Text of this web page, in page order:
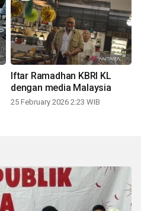
Iftar Ramadhan KBRI KL
dengan media Malaysia
25 February 2026 2:23 WIB